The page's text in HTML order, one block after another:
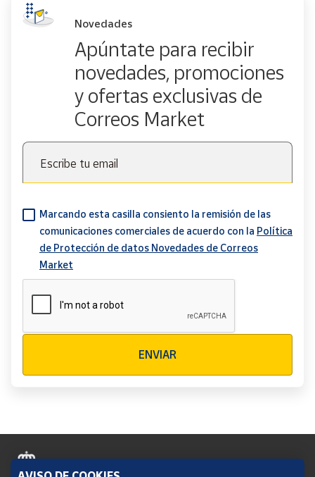
Novedades
Apúntate para recibir
novedades, promociones
y ofertas exclusivas de
Correos Market
Escribe tu email
Marcando esta casilla consiento la remisión de las
comunicaciones comerciales de acuerdo con la Política
de Protección de datos Novedades de Correos
Market
ENVIAR